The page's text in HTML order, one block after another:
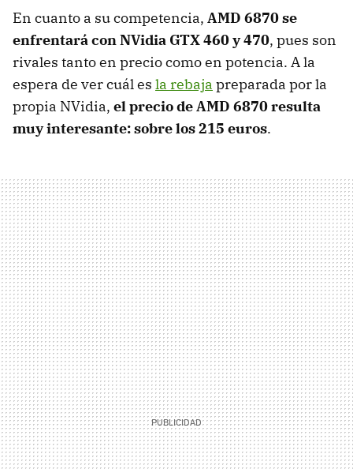
En cuanto a su competencia, AMD 6870 se
enfrentará con NVidia GTX460 y 470, pues son
rivales tanto en precio como en potencia. A la
espera de ver cuál es la rebaja preparada por la
propia NVidia, el precio deAMD 6870 resulta
muy interesante: sobre los 215 euros.